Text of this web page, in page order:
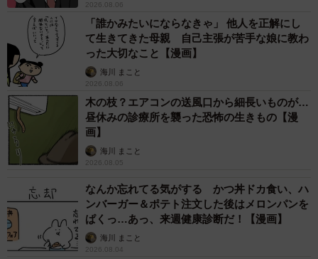
2026.08.06
「誰かみたいにならなきゃ」 他人を正解にし
て生きてきた母親 自己主張が苦手な娘に教わ
った大切なこと【漫画】
海川 まこと
2026.08.06
木の枝？エアコンの送風口から細長いものが…
昼休みの診療所を襲った恐怖の生きもの【漫
画】
海川 まこと
2026.08.05
なんか忘れてる気がする かつ丼ドカ食い、ハ
ンバーガー＆ポテト注文した後はメロンパンを
ぱくっ…あっ、来週健康診断だ！【漫画】
海川 まこと
2026.08.04